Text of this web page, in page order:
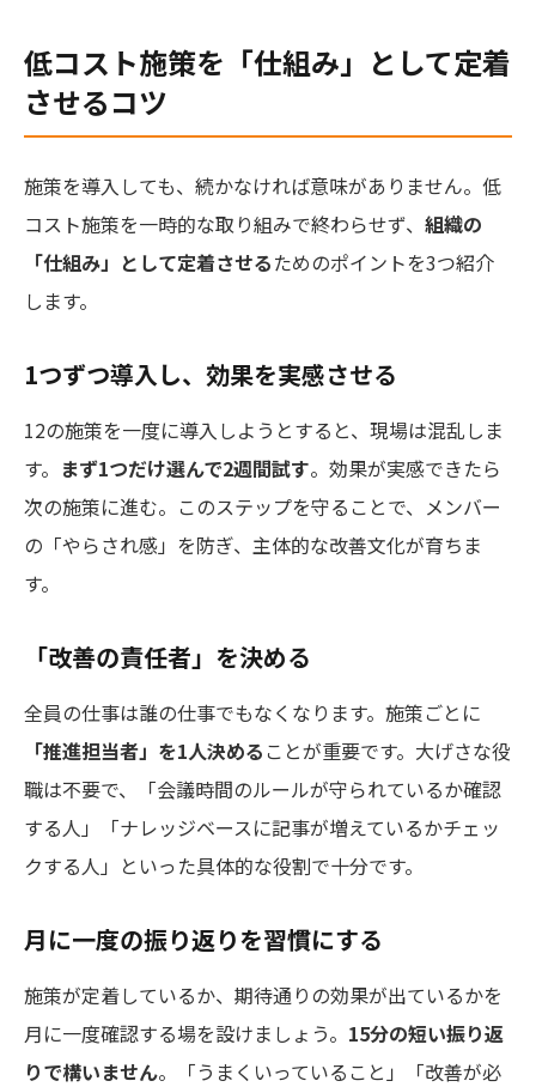
低コスト施策を「仕組み」として定着
させるコツ
施策を導入しても、続かなければ意味がありません。低
コスト施策を一時的な取り組みで終わらせず、 組織の
「仕組み」として定着させるためのポイントを3つ紹介
します。
1つずつ導入し、効果を実感させる
12の施策を一度に導入しようとすると、現場は混乱しま
す。 まず1つだけ選んで2週間試す。効果が実感できたら
次の施策に進む。このステップを守ることで、メンバー
の「やらされ感」を防ぎ、主体的な改善文化が育ちま
す。
「改善の責任者」を決める
全員の仕事は誰の仕事でもなくなります。施策ごとに
「推進担当者」を1人決める ことが重要です。大げさな役
職は不要で、「会議時間のルールが守られているか確認
する人」「ナレッジベースに記事が増えているかチェッ
クする人」といった具体的な役割で十分です。
月に一度の振り返りを習慣にする
施策が定着しているか、期待通りの効果が出ているかを
月に一度確認する場を設けましょう。 15分の短い振り返
りで構いません。「うまくいっていること」「改善が必